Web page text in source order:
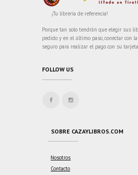
¡Tu librería de referencia!
Porque tan solo tendrán que elegir sus
pedido y en el último paso, conectar con
seguro para realizar el pago con su
FOLLOW US
SOBRE CAZAYLIBROS.COM
Nosotros
Contacto